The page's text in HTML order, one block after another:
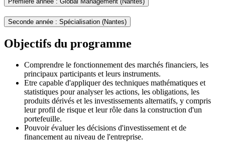
Seconde année : Spécialisation (Nantes)
Objectifs du programme
Comprendre le fonctionnement des marchés financiers, les
principaux participants et leurs instruments.
Etre capable d'appliquer des techniques mathématiques et
statistiques pour analyser les actions, les obligations, les
produits dérivés et les investissements alternatifs, y compris
leur profil de risque et leur rôle dans la construction d'un
portefeuille.
Pouvoir évaluer les décisions d'investissement et de
financement au niveau de l'entreprise.